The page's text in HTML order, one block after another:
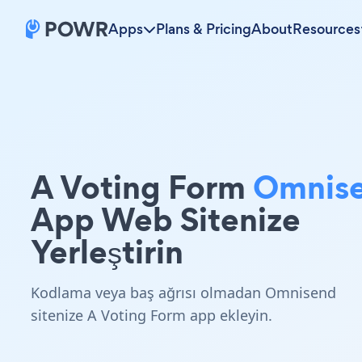
Apps Plans & PricingAboutResources
A Voting Form
App Web Sitenize
Yerleştirin
Kodlama veya baş ağrısı olmadan Omnisend
sitenize A Voting Form app ekleyin.